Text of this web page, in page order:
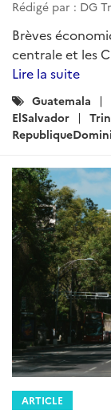
Rédigé par : DG
Brèves
centrale et les
Lire la suite
Catégories
:
Guatemala
ElSalvador
ARTICLE